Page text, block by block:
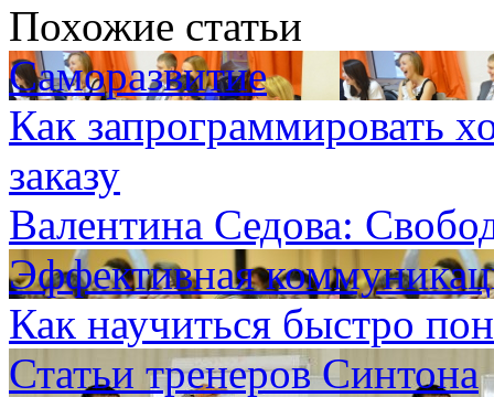
Похожие статьи
Саморазвитие
Как запрограммировать
заказу
Валентина Седова:
Эффективная
Как научиться быстро
Статьи тренеров Синтона